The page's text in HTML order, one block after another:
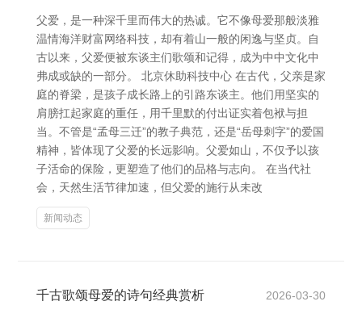
父爱，是一种深千里而伟大的热诚。它不像母爱那般淡雅
温情海洋财富网络科技，却有着山一般的闲逸与坚贞。自
古以来，父爱便被东谈主们歌颂和记得，成为中中文化中
弗成或缺的一部分。 北京休助科技中心 在古代，父亲是家
庭的脊梁，是孩子成长路上的引路东谈主。他们用坚实的
肩膀扛起家庭的重任，用千里默的付出证实着包袱与担
当。不管是“孟母三迁”的教子典范，还是“岳母刺字”的爱国
精神，皆体现了父爱的长远影响。父爱如山，不仅予以孩
子活命的保险，更塑造了他们的品格与志向。 在当代社
会，天然生活节律加速，但父爱的施行从未改
新闻动态
千古歌颂母爱的诗句经典赏析 2026-03-30